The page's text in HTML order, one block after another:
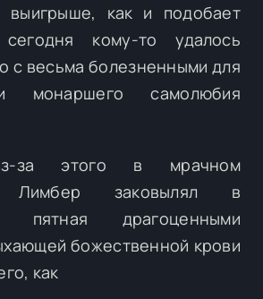
выигрыше, как и подобает
кому-то удалось
с весьма болезненными для
монаршего самолюбия
за этого в мрачном
Лимбер заковылял в
пятная драгоценными
божественной крови
как